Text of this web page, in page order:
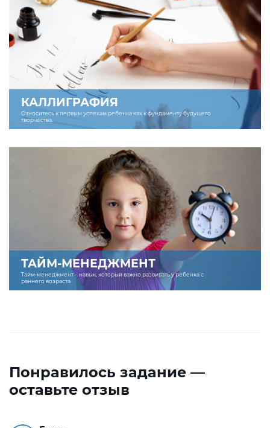
КАЛЛИГРАФИЯ
Относитесь к первым успехам ребенка как к фундаменту будущего
творчества.
ТАЙМ-МЕНЕДЖМЕНТ
Тайм-менеджмент – навык, который важно развивать у ребенка с
раннего возраста.
Понравилось задание —
оставьте отзыв